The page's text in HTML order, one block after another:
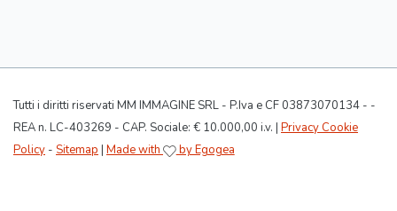
Tutti i diritti riservati MM IMMAGINE SRL - P.Iva e CF 03873070134 - -
REA n. LC-403269 - CAP. Sociale: € 10.000,00 i.v. | Privacy Cookie
Policy - Sitemap | Made with by Egogea